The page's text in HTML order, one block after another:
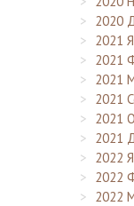
2020
2021
2021
2021
2021
2021
2021
2022
2022
2022